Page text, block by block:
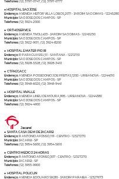
Telefones:(12) 3797-0747, (12) 3797-0777
● HOSPITAL SAO JOSE
Endereço:AVENIDA HEITOR VILLA LOBOS,2071 - JARDIM SAO DIMAS - 12245280
Município:SAO JOSE DOS CAMPOS - SP
Telefones:(12) 3924-2000
●ORTHOSERVICE
Endereço:AVENIDA TIVOLI,433 - JARDIM SAO DIMAS - 12245230
Município:SAO JOSE DOS CAMPOS - SP
Telefones:(12) 3922-9011, (12) 3924-8200
● HOSPITAL E MATER PIO XII
Endereço: R PARAGUASSU,51 - SANTANA - 12212110
Município:SAO JOSE DOS CAMPOS - SP
Telefones:(12) 3928-3328, (12) 3928-3410
●CTFM/GACC
Endereço:AVENIDA POSSIDONIO J DE FREITAS,1200 - URBANOVA - 12244010
Município:SAO JOSE DOS CAMPOS - SP
Telefones:(12) 3949-6020, (12) 3949-9441
● HOSPITAL VIVALLE
Endereço:AVENIDA LINEU DE MOURA,995 - URBANOVA - 12244380
Município:SAO JOSE DOS CAMPOS - SP
Telefones:(12) 3924-4900
Jacareí
●SANTA CASA DE M DE JACAREI
Endereço: R ANTONIO AFONSO,119 - CENTRO - 12327270
Município:JACAREI - SP
Telefones:(12) 3954-5600, (12) 3954-5610
●CENTRO MEDICO 24 HORAS
Endereço: R ANTONIO AFONSO,307 - CENTRO - 12327270
Município:JACAREI - SP
Telefones:(12) 3955-9900
● HOSPITAL POLICLIN
Endereço:AVENIDA EDOUARD SIX,80 - JARDIM PARAIBA - 12327673